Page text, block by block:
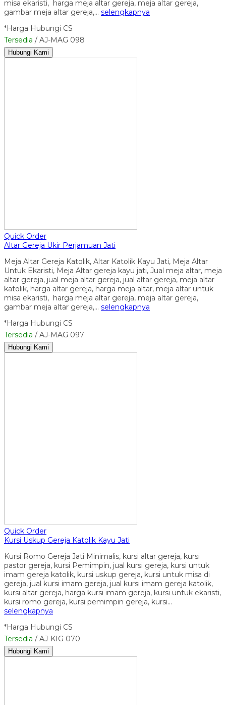
misa ekaristi, harga meja altar gereja, meja altar gereja,
gambar meja altar gereja,… selengkapnya
*Harga Hubungi CS
Tersedia / AJ-MAG 098
Hubungi Kami
Quick Order
Altar Gereja Ukir Perjamuan Jati
Meja Altar Gereja Katolik, Altar Katolik Kayu Jati, Meja Altar
Untuk Ekaristi, Meja Altar gereja kayu jati, Jual meja altar, meja
altar gereja, jual meja altar gereja, jual altar gereja, meja altar
katolik, harga altar gereja, harga meja altar, meja altar untuk
misa ekaristi, harga meja altar gereja, meja altar gereja,
gambar meja altar gereja,… selengkapnya
*Harga Hubungi CS
Tersedia / AJ-MAG 097
Hubungi Kami
Quick Order
Kursi Uskup Gereja Katolik Kayu Jati
Kursi Romo Gereja Jati Minimalis, kursi altar gereja, kursi
pastor gereja, kursi Pemimpin, jual kursi gereja, kursi untuk
imam gereja katolik, kursi uskup gereja, kursi untuk misa di
gereja, jual kursi imam gereja, jual kursi imam gereja katolik,
kursi altar gereja, harga kursi imam gereja, kursi untuk ekaristi,
kursi romo gereja, kursi pemimpin gereja, kursi…
selengkapnya
*Harga Hubungi CS
Tersedia / AJ-KIG 070
Hubungi Kami